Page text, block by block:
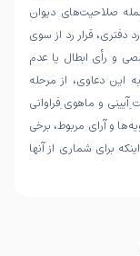
صلاحیت‌های دیوان
دفتری، قرار رد از سوی
و رأی ابطال یا عدم
این دعاوی، از مرحله
و ماهوی ِفراوانی
و آرای مربوط، برخی
برای شماری از آنها